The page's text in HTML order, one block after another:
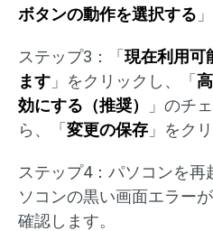
ボタンの動作を選択する
ステップ3：「 現在利用可
ます 」をクリックし、「
効にする（推奨）
」のチ
ら、「 変更の保存 」をク
ステップ4：パソコンを
ソコンの黒い画面エラー
確認します。